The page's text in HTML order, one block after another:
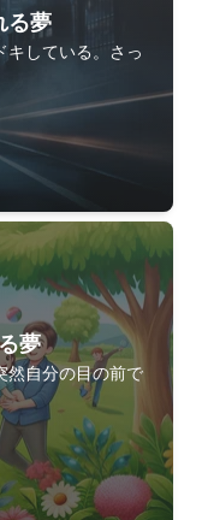
る夢
キしている。さっ
夢
然自分の目の前で